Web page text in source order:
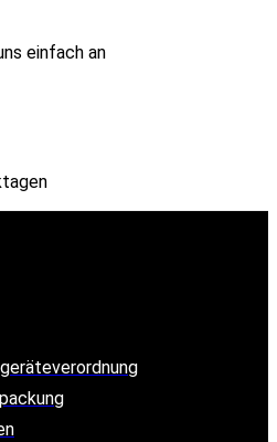
einfach an